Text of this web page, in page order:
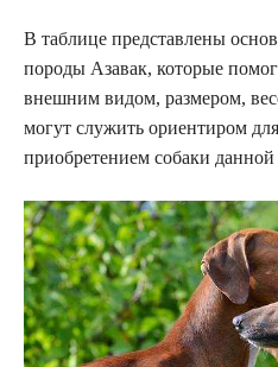
В таблице представлены
породы Азавак, которые
внешним видом, размером,
могут служить ориентиром
приобретением собаки